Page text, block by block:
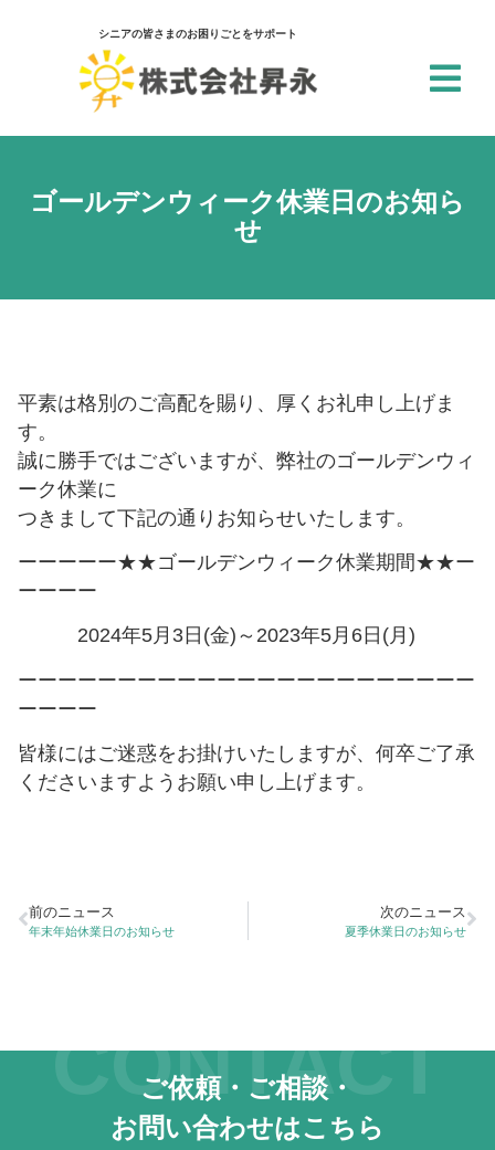
シニアの皆さまのお困りごとをサポート
ゴールデンウィーク休業日のお知ら
せ
平素は格別のご高配を賜り、厚くお礼申し上げま
す。
誠に勝手ではございますが、弊社のゴールデンウィ
ーク休業に
つきまして下記の通りお知らせいたします。
ーーーーー★★ゴールデンウィーク休業期間★★ー
ーーーー
2024年5月3日(金)～2023年5月6日(月)
ーーーーーーーーーーーーーーーーーーーーーーー
ーーーー
皆様にはご迷惑をお掛けいたしますが、何卒ご了承
くださいますようお願い申し上げます。
前のニュース
年末年始休業日のお知らせ
次のニュース
夏季休業日のお知らせ
CONTACT
ご依頼・ご相談・
お問い合わせはこちら
アクセシビリティ設定 閉じる
スクリーンリーダー
選択した文章を音声で読み上げ
仮想キーボード
フォーム入力でキーボードを表示
キーボード操作ハイライト
色の彩度
文字の拡大
文字サイズを4段階で調整
リンクハイライト
すべての設定をリセット
サービス提供会社